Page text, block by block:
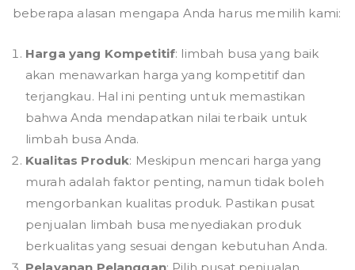
beberapa alasan mengapa Anda harus memilih kami:
Harga yang Kompetitif: limbah busa yang baik
akan menawarkan harga yang kompetitif dan
terjangkau. Hal ini penting untuk memastikan
bahwa Anda mendapatkan nilai terbaik untuk
limbah busa Anda.
Kualitas Produk: Meskipun mencari harga yang
murah adalah faktor penting, namun tidak boleh
mengorbankan kualitas produk. Pastikan pusat
penjualan limbah busa menyediakan produk
berkualitas yang sesuai dengan kebutuhan Anda.